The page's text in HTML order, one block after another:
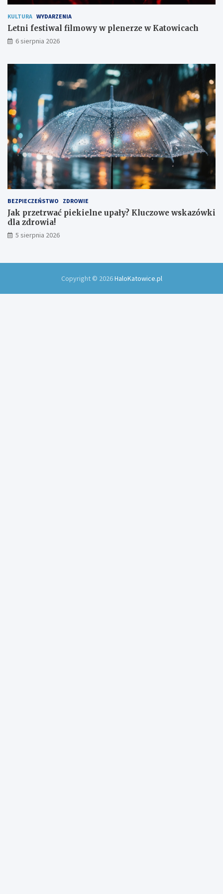
KULTURA WYDARZENIA
Letni festiwal filmowy w plenerze w Katowicach
6 sierpnia 2026
BEZPIECZEŃSTWO ZDROWIE
Jak przetrwać piekielne upały? Kluczowe wskazówki
dla zdrowia!
5 sierpnia 2026
Copyright © 2026HaloKatowice.pl